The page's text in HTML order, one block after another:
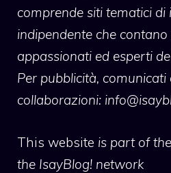
comprende siti tematici
indipendente che
appassionati ed esperti
Per pubblicità, comunicati
collaborazioni:
This website is part of
the IsayBlog! network